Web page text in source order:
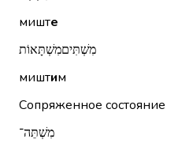
миште
מִשְׁתִּיםמִשְׁתָּאוֹת
миштим
Сопряженное состояние
מִשְׁתֵּה־